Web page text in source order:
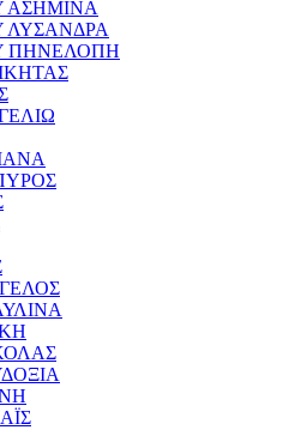
ΑΣΗΜΙΝΑ
ΛΥΣΑΝΔΡΑ
ΠΗΝΕΛΟΠΗ